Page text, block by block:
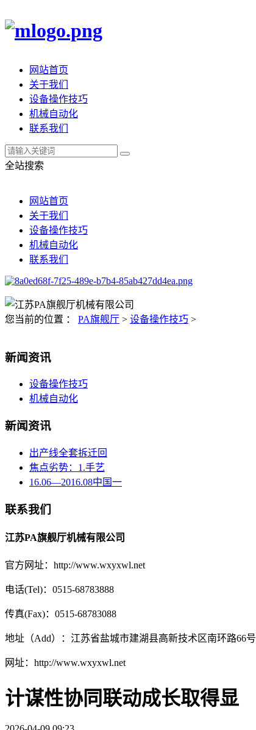
网站首页
关于我们
设备操作技巧
机械自动化
联系我们
全站搜索
网站首页
关于我们
设备操作技巧
机械自动化
联系我们
您当前的位置 ： PA旗舰厅 > 设备操作技巧 >
新闻资讯
设备操作技巧
机械自动化
新闻资讯
出产线全套拆迁回
焦点劣势：1.手艺
16.06—2016.08中国一
联系我们
江苏PA旗舰厅机械有限公司
官方网址：http://www.wxyxwl.net
电话(Tel)：0515-68783888
传真(Fax)：0515-68783088
地址（Add）：江苏省盐城市建湖县高新技术区南环路66号
网址：http://www.wxyxwl.net
计谋性协同联动成长取得显